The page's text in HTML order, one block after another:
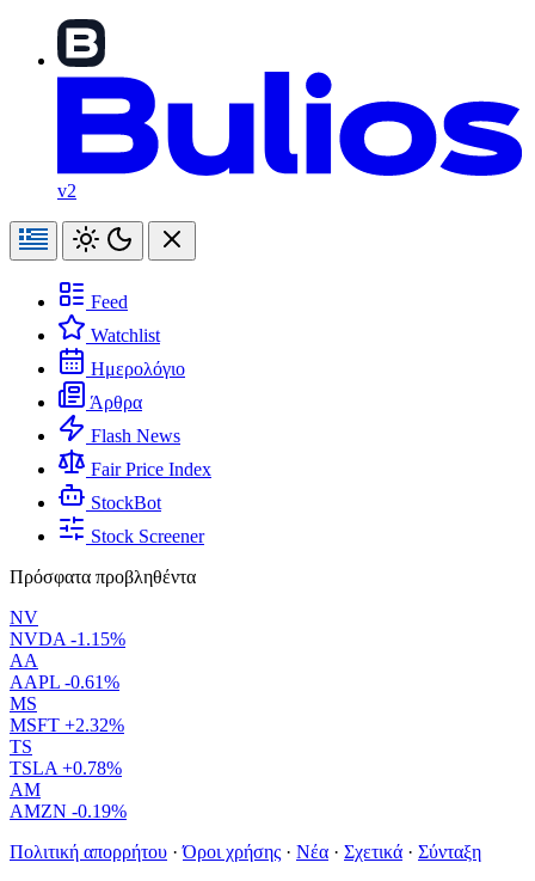
v2
Feed
Watchlist
Ημερολόγιο
Άρθρα
Flash News
Fair Price Index
StockBot
Stock Screener
Πρόσφατα προβληθέντα
NV
NVDA -1.15%
AA
AAPL -0.61%
MS
MSFT +2.32%
TS
TSLA +0.78%
AM
AMZN -0.19%
Πολιτική απορρήτου · Όροι χρήσης · Νέα · Σχετικά · Σύνταξη